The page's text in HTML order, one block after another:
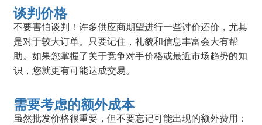
谈判价格
不要害怕谈判！许多供应商期望进行一些讨价还价，尤其
是对于较大订单。只要记住，礼貌和信息丰富会大有帮
助。如果您掌握了关于竞争对手价格或最近市场趋势的知
识，您就更有可能达成交易。
需要考虑的额外成本
虽然批发价格很重要，但不要忘记可能出现的额外费用：